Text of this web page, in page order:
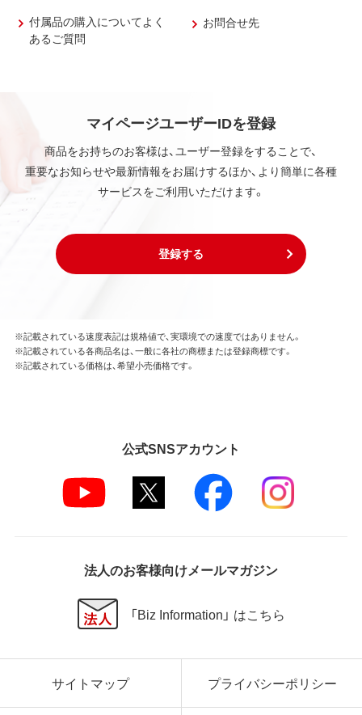
付属品の購入についてよく
あるご質問
お問合せ先
マイページユーザーIDを登録
商品をお持ちのお客様は、ユーザー登録をすることで、
重要なお知らせや最新情報をお届けするほか、より簡単に各種
サービスをご利用いただけます。
登録する
※記載されている速度表記は規格値で、実環境での速度ではありません。
※記載されている各商品名は、一般に各社の商標または登録商標です。
※記載されている価格は、希望小売価格です。
公式SNSアカウント
法人のお客様向けメールマガジン
「Biz Information」 はこちら
サイトマップ プライバシーポリシー